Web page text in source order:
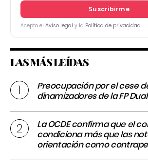
Suscribirme
Acepto el Aviso legal y la Política de privacidad
LAS MÁS LEÍDAS
Preocupación por el cese
dinamizadores de la FP
La OCDE confirma que el
condiciona más que las
orientación como